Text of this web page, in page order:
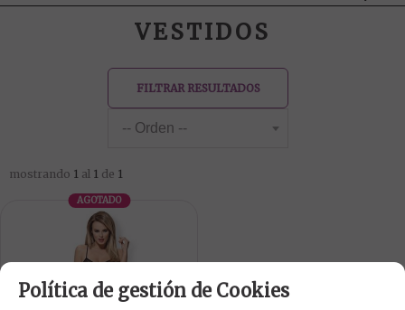
VESTIDOS
FILTRAR RESULTADOS
mostrando 1 al 1 de 1
AGOTADO
Política de gestión de Cookies